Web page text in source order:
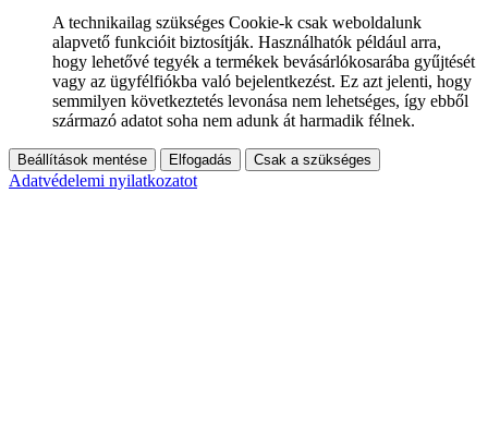
A technikailag szükséges Cookie-k csak weboldalunk
alapvető funkcióit biztosítják. Használhatók például arra,
hogy lehetővé tegyék a termékek bevásárlókosarába gyűjtését
vagy az ügyfélfiókba való bejelentkezést. Ez azt jelenti, hogy
semmilyen következtetés levonása nem lehetséges, így ebből
származó adatot soha nem adunk át harmadik félnek.
Beállítások mentése Elfogadás Csak a szükséges
Adatvédelemi nyilatkozatot